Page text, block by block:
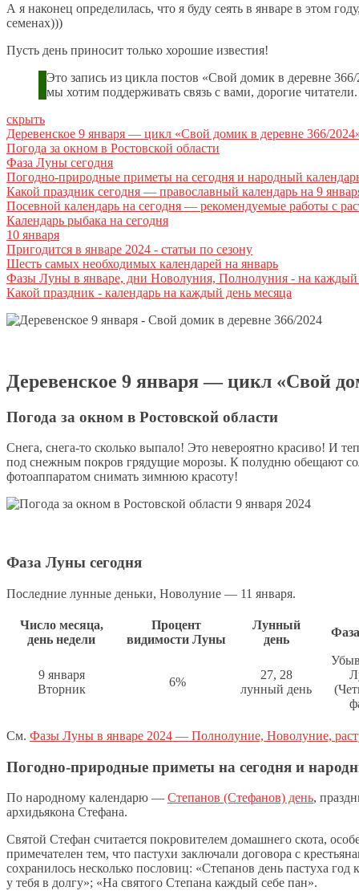
А я наконец определилась, что я буду сеять в январе в этом
семенах)))
Пусть день приносит только хорошие известия!
Это запись из цикла постов «Свой домик в деревне
мы хотим поддерживать связь с вами, дорогие
скрыть
Деревенское 9 января — цикл «Свой домик в деревне 366/
Погода за окном в Ростовской области
Фаза Луны сегодня
Погодно-природные приметы на сегодня и народный
Какой праздник сегодня — православный календарь на 9
Посевной календарь на сегодня — рекомендуемые работы с
Календарь рыбака на сегодня
10 января
Пригодится в январе 2024 - статьи по сезону
Шесть самых необходимых календарей на январь
Фазы Луны в январе, дни Новолуния, Полнолуния - на каждый
Какой праздник - календарь на каждый день месяца
Деревенское 9 января — цикл «Свой
Погода за окном в Ростовской области
Снега, снега-то сколько выпало! Это невероятно красиво! И
под снежным покров грядущие морозы. К полудню обещают
фотоаппаратом снимать зимнюю красоту!
Фаза Луны сегодня
Последние лунные деньки, Новолуние — 11 января.
Число месяца,
день недели
Процент
видимости Луны
Лунный
день
9 января
Вторник
6%
27, 28
лунный день
См. Фазы Луны в январе 2024 — Полнолуние, Новолуние,
Погодно-природные приметы на сегодня и
По народному календарю — Степанов (Стефанов) день,
архидьякона Стефана.
Святой Стефан считается покровителем домашнего скота,
примечателен тем, что пастухи заключали договора с
сохранилось несколько пословиц: «Степанов день пастуха
у тебя в долгу»; «На святого Степана каждый себе пан».